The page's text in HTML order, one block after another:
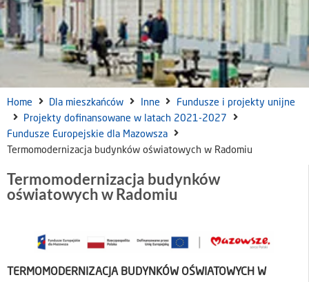
Home Dla mieszkańców Inne
Fundusze i projekty unijne
Projekty dofinansowane w latach 2021-2027
Fundusze Europejskie dla Mazowsza
Termomodernizacja budynków oświatowych w Radomiu
Termomodernizacja budynków
oświatowych w Radomiu
TERMOMODERNIZACJA BUDYNKÓW OŚWIATOWYCH W